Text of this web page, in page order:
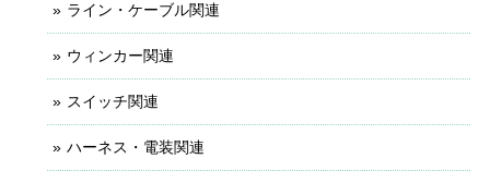
ライン・ケーブル関連
ウィンカー関連
スイッチ関連
ハーネス・電装関連